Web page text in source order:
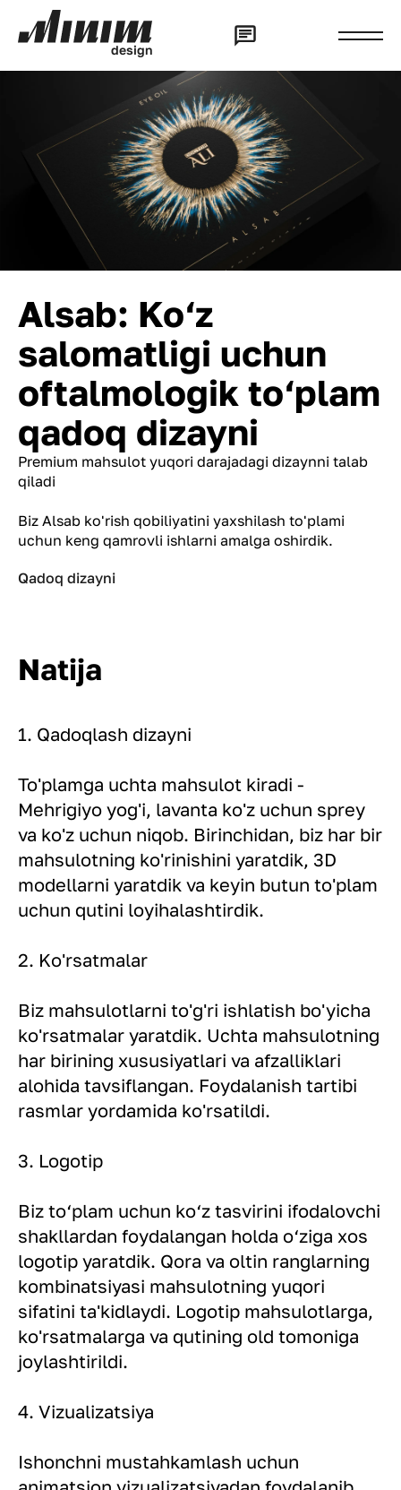
design
Alsab: Ko‘z
salomatligi uchun
oftalmologik to‘plam
qadoq dizayni
Premium mahsulot yuqori darajadagi dizaynni talab
qiladi
Biz Alsab ko'rish qobiliyatini yaxshilash to'plami
uchun keng qamrovli ishlarni amalga oshirdik.
Qadoq dizayni
Natija
1. Qadoqlash dizayni
To'plamga uchta mahsulot kiradi -
Mehrigiyo yog'i, lavanta ko'z uchun sprey
va ko'z uchun niqob. Birinchidan, biz har bir
mahsulotning ko'rinishini yaratdik, 3D
modellarni yaratdik va keyin butun to'plam
uchun qutini loyihalashtirdik.
2. Ko'rsatmalar
Biz mahsulotlarni to'g'ri ishlatish bo'yicha
ko'rsatmalar yaratdik. Uchta mahsulotning
har birining xususiyatlari va afzalliklari
alohida tavsiflangan. Foydalanish tartibi
rasmlar yordamida ko'rsatildi.
3. Logotip
Biz to‘plam uchun ko‘z tasvirini ifodalovchi
shakllardan foydalangan holda o‘ziga xos
logotip yaratdik. Qora va oltin ranglarning
kombinatsiyasi mahsulotning yuqori
sifatini ta'kidlaydi. Logotip mahsulotlarga,
ko'rsatmalarga va qutining old tomoniga
joylashtirildi.
4. Vizualizatsiya
Ishonchni mustahkamlash uchun